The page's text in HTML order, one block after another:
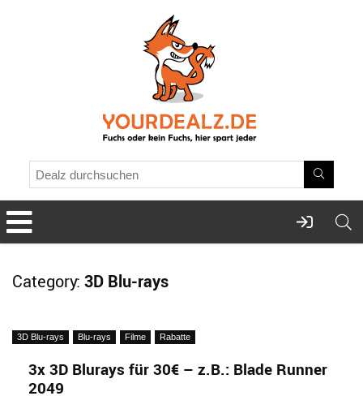
Category: 3D Blu-rays
3D Blu-rays Blu-rays Filme Rabatte
3x 3D Blurays für 30€ – z.B.: Blade Runner
2049